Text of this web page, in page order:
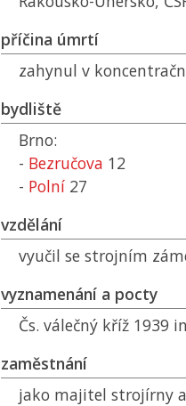
příčina úmrtí
zahynul v
bydliště
Brno:
- Bezručova 12
- Polní 27
vzdělání
vyučil se strojním
vyznamenání a pocty
Čs. válečný kříž 1939
zaměstnání
jako majitel strojírny